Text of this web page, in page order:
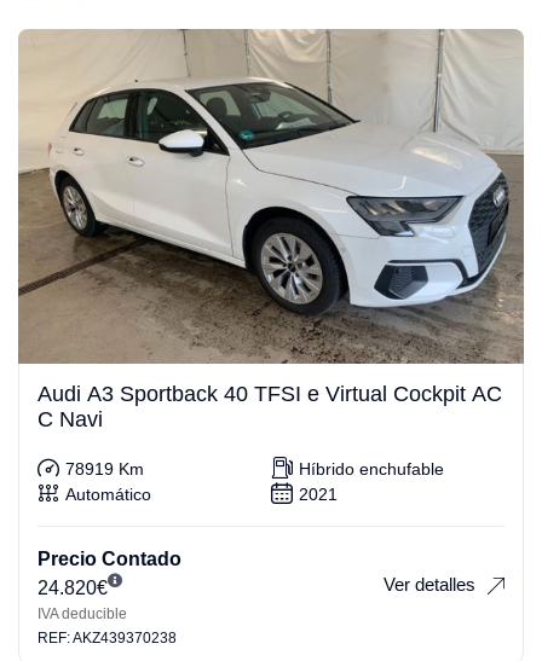
Audi A3 Sportback 40 TFSI e Virtual Cockpit AC
C Navi
78919 Km
Híbrido enchufable
Automático
2021
Precio Contado
24.820€
IVA deducible
Ver detalles
REF: AKZ439370238